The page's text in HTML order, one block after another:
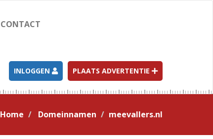
CONTACT
INLOGGEN PLAATS ADVERTENTIE
Home Domeinnamen meevallers.nl